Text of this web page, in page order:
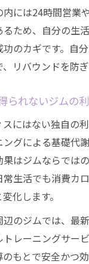
内には24時間営業
るため、自分の生
のカギです。自
リバウンドを防ぎ
られないジムの
にはない独自の
ングによる基礎代
はジムならでは
生活でも消費カ
化します。
辺のジムでは、最
トレーニングサー
のもとで安全かつ